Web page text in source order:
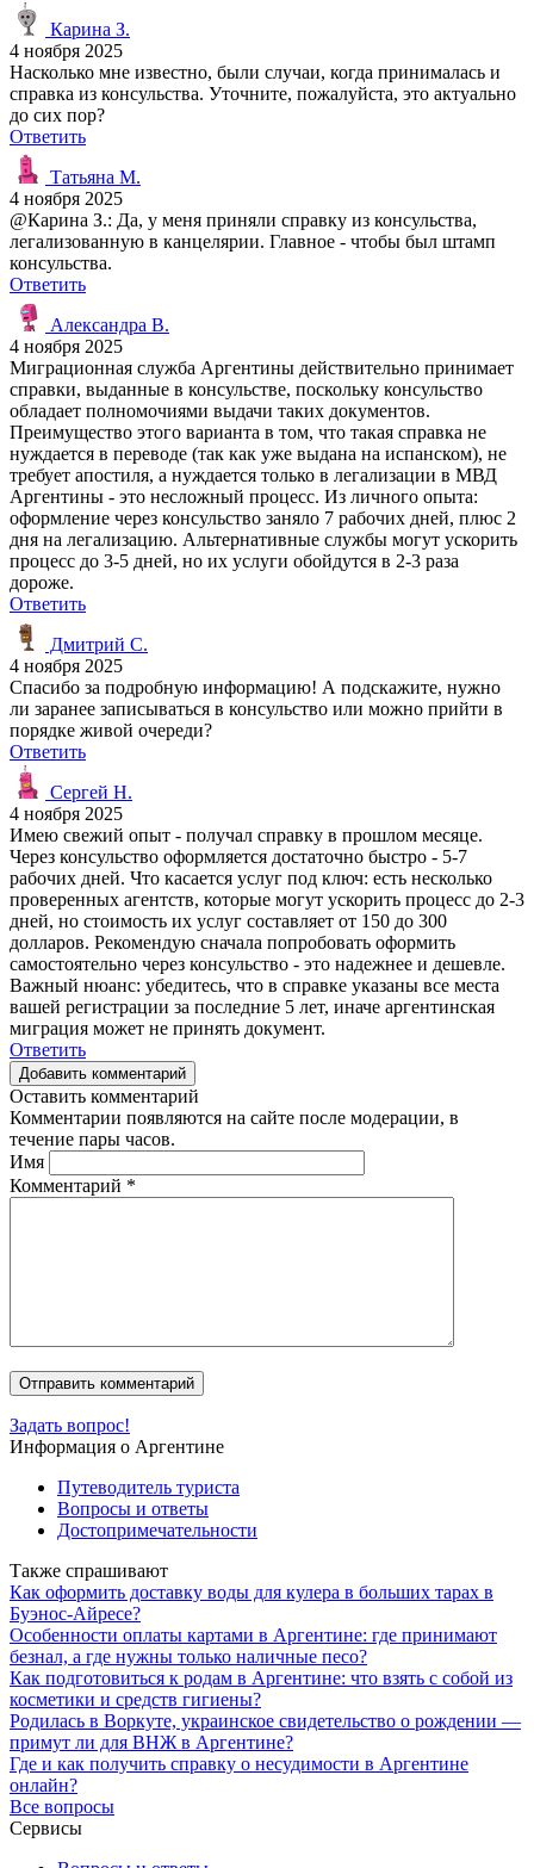
Карина З.
4 ноября 2025
Насколько мне известно, были случаи, когда принималась и
справка из консульства. Уточните, пожалуйста, это актуально
до сих пор?
Ответить
Татьяна М.
4 ноября 2025
@Карина З.: Да, у меня приняли справку из консульства,
легализованную в канцелярии. Главное - чтобы был штамп
консульства.
Ответить
Александра В.
4 ноября 2025
Миграционная служба Аргентины действительно принимает
справки, выданные в консульстве, поскольку консульство
обладает полномочиями выдачи таких документов.
Преимущество этого варианта в том, что такая справка не
нуждается в переводе (так как уже выдана на испанском), не
требует апостиля, а нуждается только в легализации в МВД
Аргентины - это несложный процесс. Из личного опыта:
оформление через консульство заняло 7 рабочих дней, плюс 2
дня на легализацию. Альтернативные службы могут ускорить
процесс до 3-5 дней, но их услуги обойдутся в 2-3 раза
дороже.
Ответить
Дмитрий С.
4 ноября 2025
Спасибо за подробную информацию! А подскажите, нужно
ли заранее записываться в консульство или можно прийти в
порядке живой очереди?
Ответить
Сергей Н.
4 ноября 2025
Имею свежий опыт - получал справку в прошлом месяце.
Через консульство оформляется достаточно быстро - 5-7
рабочих дней. Что касается услуг под ключ: есть несколько
проверенных агентств, которые могут ускорить процесс до 2-3
дней, но стоимость их услуг составляет от 150 до 300
долларов. Рекомендую сначала попробовать оформить
самостоятельно через консульство - это надежнее и дешевле.
Важный нюанс: убедитесь, что в справке указаны все места
вашей регистрации за последние 5 лет, иначе аргентинская
миграция может не принять документ.
Ответить
Добавить комментарий
Оставить комментарий
Комментарии появляются на сайте после модерации, в
течение пары часов.
Имя
Комментарий *
Задать вопрос!
Информация о Аргентине
Путеводитель туриста
Вопросы и ответы
Достопримечательности
Также спрашивают
Как оформить доставку воды для кулера в больших тарах в
Буэнос-Айресе?
Особенности оплаты картами в Аргентине: где принимают
безнал, а где нужны только наличные песо?
Как подготовиться к родам в Аргентине: что взять с собой из
косметики и средств гигиены?
Родилась в Воркуте, украинское свидетельство о рождении —
примут ли для ВНЖ в Аргентине?
Где и как получить справку о несудимости в Аргентине
онлайн?
Все вопросы
Сервисы